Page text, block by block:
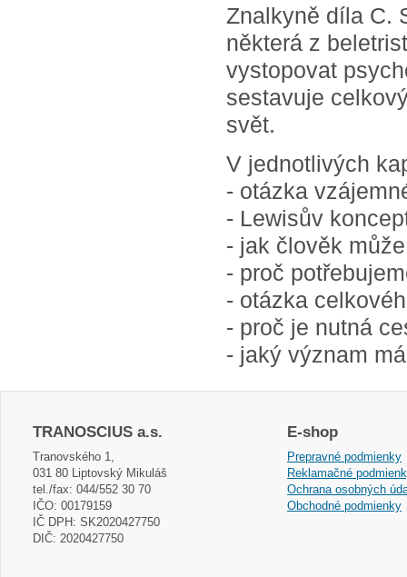
Znalkyně díla C.
některá z
vystopovat
sestavuje
svět.
V jednotlivých
- otázka
- Lewisův
- jak člověk
- proč
- otázka
- proč je nutná
- jaký význam
TRANOSCIUS a.s.
Tranovského 1,
031 80 Liptovský Mikuláš
tel./fax: 044/552 30 70
IČO: 00179159
IČ DPH: SK2020427750
DIČ: 2020427750
E-shop
Prepravné podmienky
Reklamačné
Ochrana osobných
Obchodné podmienky